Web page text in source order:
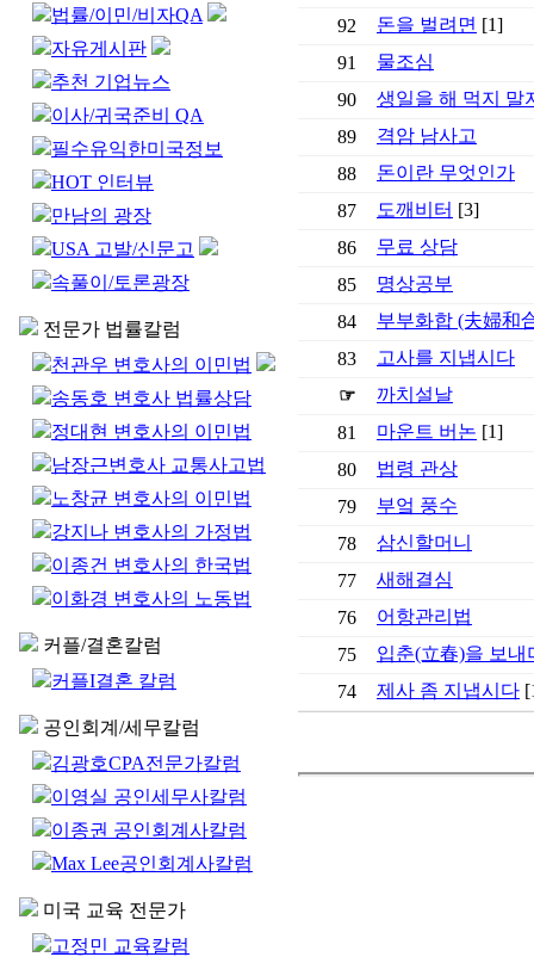
법률/이민/비자QA
자유게시판
추천 기업뉴스
이사/귀국준비 QA
필수유익한미국정보
HOT 인터뷰
만남의 광장
USA 고발/신문고
속풀이/토론광장
전문가 법률칼럼
천관우 변호사의 이민법
송동호 변호사 법률상담
정대현 변호사의 이민법
남장근변호사 교통사고법
노창균 변호사의 이민법
강지나 변호사의 가정법
이종건 변호사의 한국법
이화경 변호사의 노동법
커플/결혼칼럼
커플I결혼 칼럼
공인회계/세무칼럼
김광호CPA전문가칼럼
이영실 공인세무사칼럼
이종권 공인회계사칼럼
Max Lee공인회계사칼럼
미국 교육 전문가
고정민 교육칼럼
92
돈을 벌려면 [1]
91
물조심
90
생일을 해 먹지 말
89
격암 남사고
88
돈이란 무엇인가
87
도깨비터 [3]
86
무료 상담
85
명상공부
84
부부화합 (夫婦和
83
고사를 지냅시다
☞
까치설날
81
마운트 버논 [1]
80
법령 관상
79
부엌 풍수
78
삼신할머니
77
새해결심
76
어항관리법
75
입춘(立春)을 보내
74
제사 좀 지냅시다